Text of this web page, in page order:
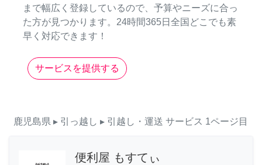
まで幅広く登録しているので、予算やニーズに合っ
た方が見つかります。24時間365日全国どこでも素
早く対応できます！
サービスを提供する
鹿児島県 ▸ 引っ越し ▸ 引越し・運送 サービス 1ページ目
便利屋 もすてぃ